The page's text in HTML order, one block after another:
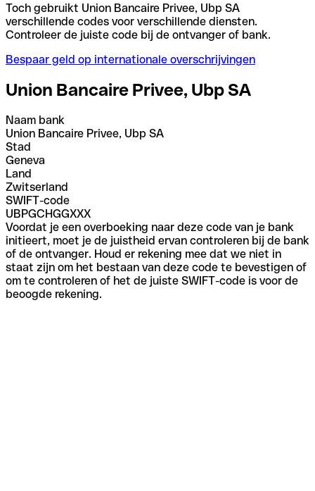
Toch gebruikt Union Bancaire Privee, Ubp SA
verschillende codes voor verschillende diensten.
Controleer de juiste code bij de ontvanger of bank.
Bespaar geld op internationale overschrijvingen
Union Bancaire Privee, Ubp SA
Naam bank
Union Bancaire Privee, Ubp SA
Stad
Geneva
Land
Zwitserland
SWIFT-code
UBPGCHGGXXX
Voordat je een overboeking naar deze code van je bank
initieert, moet je de juistheid ervan controleren bij de bank
of de ontvanger. Houd er rekening mee dat we niet in
staat zijn om het bestaan van deze code te bevestigen of
om te controleren of het de juiste SWIFT-code is voor de
beoogde rekening.